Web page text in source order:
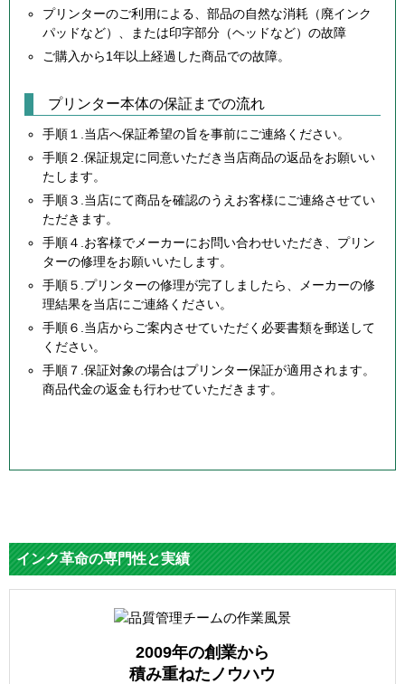
プリンターのご利用による、部品の自然な消耗（廃インク
パッドなど）、または印字部分（ヘッドなど）の故障
ご購入から1年以上経過した商品での故障。
プリンター本体の保証までの流れ
手順１.当店へ保証希望の旨を事前にご連絡ください。
手順２.保証規定に同意いただき当店商品の返品をお願いい
たします。
手順３.当店にて商品を確認のうえお客様にご連絡させてい
ただきます。
手順４.お客様でメーカーにお問い合わせいただき、プリン
ターの修理をお願いいたします。
手順５.プリンターの修理が完了しましたら、メーカーの修
理結果を当店にご連絡ください。
手順６.当店からご案内させていただく必要書類を郵送して
ください。
手順７.保証対象の場合はプリンター保証が適用されます。
商品代金の返金も行わせていただきます。
インク革命の専門性と実績
2009年の創業から
積み重ねたノウハウ